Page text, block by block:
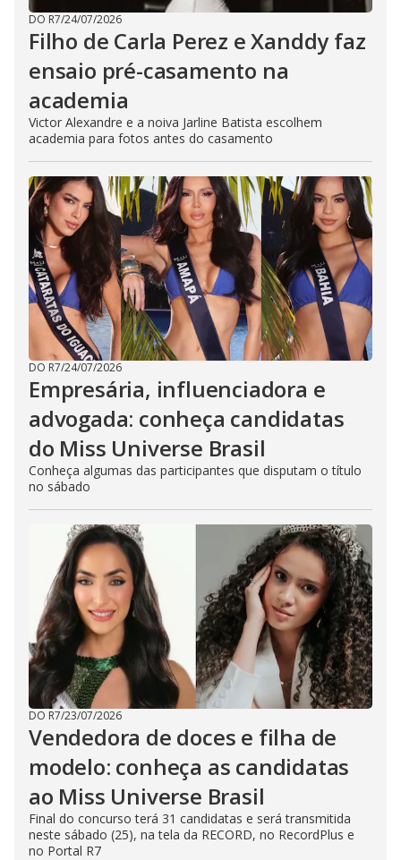
DO R7/24/07/2026
Filho de Carla Perez e Xanddy faz
ensaio pré-casamento na
academia
Victor Alexandre e a noiva Jarline Batista escolhem
academia para fotos antes do casamento
DO R7/24/07/2026
Empresária, influenciadora e
advogada: conheça candidatas
do Miss Universe Brasil
Conheça algumas das participantes que disputam o título
no sábado
DO R7/23/07/2026
Vendedora de doces e filha de
modelo: conheça as candidatas
ao Miss Universe Brasil
Final do concurso terá 31 candidatas e será transmitida
neste sábado (25), na tela da RECORD, no RecordPlus e
no Portal R7